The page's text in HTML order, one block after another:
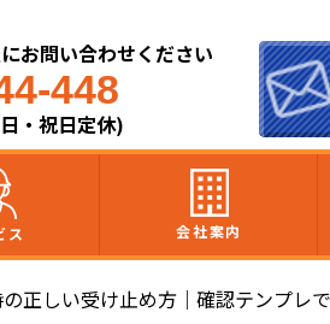
お問い合わせください
448
・祝日定休)
ス 会社案内
正しい受け止め方｜確認テンプレ